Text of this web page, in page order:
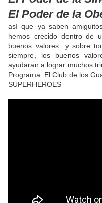
El Poder de la
así que ya saben
hemos crecido dentro de
buenos valores y sobre
siempre, los buenos
ayudaran a lograr muchos
Programa: El Club de los
SUPERHEROES